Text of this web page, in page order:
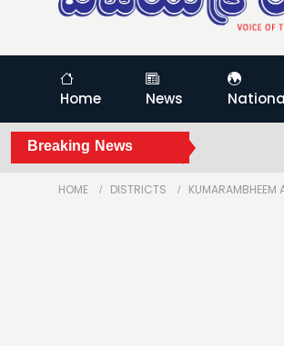
Home News
Breaking News
HOME DISTRICTS KUMARAMBHEEM